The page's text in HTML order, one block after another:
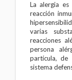
La alergia
reacción
varias
reacciones
persona
partícula,
sistema